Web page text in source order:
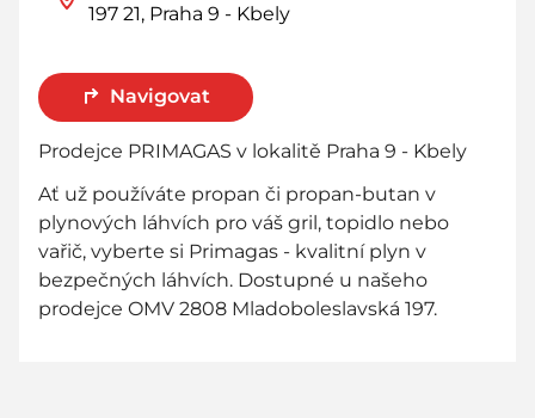
197 21, Praha 9 - Kbely
Navigovat
Prodejce PRIMAGAS v lokalitě Praha 9 - Kbely
Ať už používáte propan či propan-butan v
plynových láhvích pro váš gril, topidlo nebo
vařič, vyberte si Primagas - kvalitní plyn v
bezpečných láhvích. Dostupné u našeho
prodejce OMV 2808 Mladoboleslavská 197.